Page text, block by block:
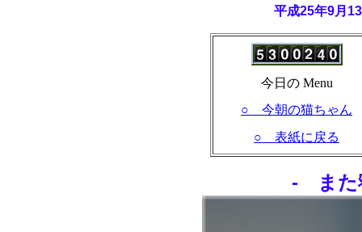
平成25年9月
今日の Menu
○ 今朝の猫ちゃん
○ 表紙に戻る
- また